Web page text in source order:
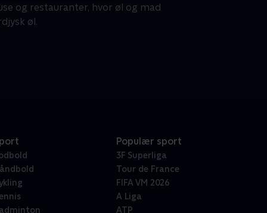
og restauranter, hvor øl og mad
øl.
Populær sport
3F Superliga
Tour de France
FIFA VM 2026
A Liga
ATP